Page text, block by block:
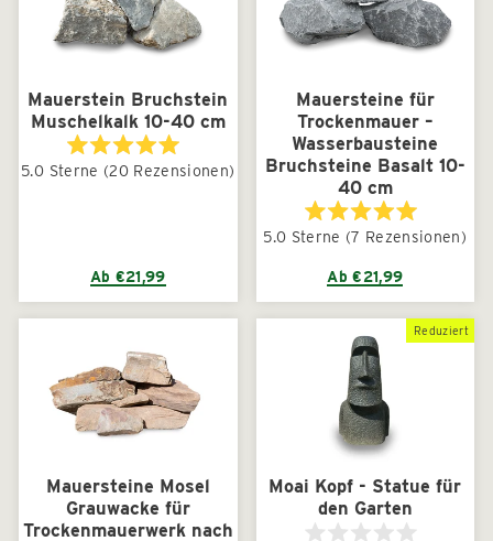
Mauerstein Bruchstein
Muschelkalk 10-40 cm
Mit
5.0
5.0 Sterne (20 Rezensionen)
Ab €21,99
Mauersteine für
Trockenmauer –
Wasserbausteine
Bruchsteine Basalt 10-
40 cm
Mit
5.0
5
Sternen
bewertet
5.0 Sterne (7 Rezensionen)
Ab €21,99
Mauersteine Mosel
Grauwacke für
Trockenmauerwerk nach
Reduziert
Moai Kopf - Statue für
den Garten